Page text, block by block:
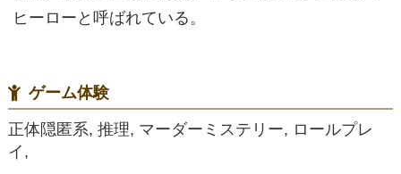
ヒーローと呼ばれている。
ゲーム体験
正体隠匿系, 推理, マーダーミステリー, ロールプレ
イ,